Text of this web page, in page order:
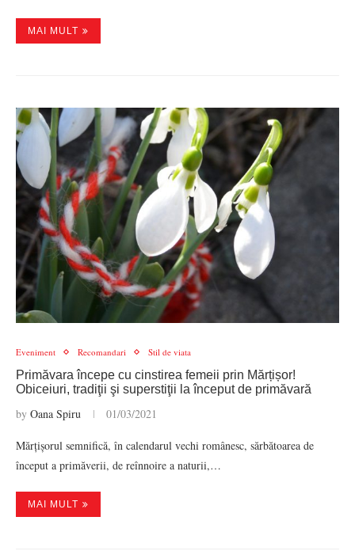
MAI MULT
Eveniment Recomandari Stil de viata
Primăvara începe cu cinstirea femeii prin Mărțișor!
Obiceiuri, tradiţii şi superstiţii la început de primăvară
by Oana Spiru 01/03/2021
Mărțișorul semnifică, în calendarul vechi românesc, sărbătoarea de
început a primăverii, de reînnoire a naturii,…
MAI MULT